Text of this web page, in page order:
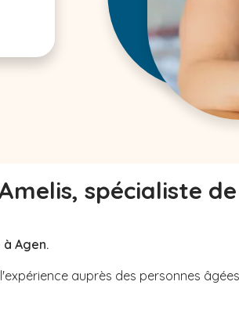
spécialiste
Agen.
auprès des personnes